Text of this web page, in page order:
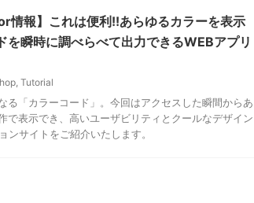
報】これは便利!!あらゆるカラーを表示
を瞬時に調べらべて出力できるWEBアプリ
, Tutorial
る「カラーコード」。今回はアクセスした瞬間からあ
で表示でき、高いユーザビリティとクールなデザイン
サイトをご紹介いたします。